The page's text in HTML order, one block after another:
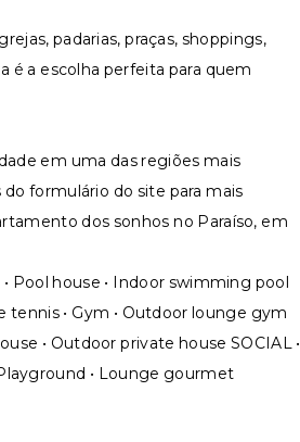
padarias, praças, shoppings,
é a escolha perfeita para quem
em uma das regiões mais
formulário do site para mais
dos sonhos no Paraíso, em
Pool house • Indoor swimming pool
tennis • Gym • Outdoor lounge gym
• Outdoor private house SOCIAL •
• Lounge gourmet